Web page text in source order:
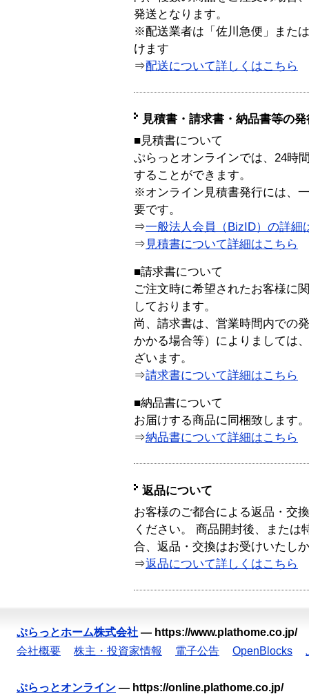
発送となります。
※配送業者は「佐川急便」また
けます
⇒配送について詳しくはこちら
見積書・請求書・納品書等の
■見積書について
ぷらっとオンラインでは、24時
することができます。
※オンライン見積書発行には、
要です。
⇒一般法人会員（BizID）の詳細
⇒ 見積書について詳細はこちら
■請求書について
ご注文時に希望されたお客様に
しております。
尚、請求書は、営業時間内での
かかる場合等）によりましては
ざいます。
⇒請求書について詳細はこちら
■納品書について
お届けする商品に同梱致します。
⇒納品書について詳細はこちら
返品について
お客様のご都合による返品・交
ください。 商品開封後、または
合、返品・交換はお受けいたし
⇒返品について詳しくはこちら
ぷらっとホーム株式会社 — https://www.plathome.co.jp/
会社概要
株主・投資家情報 電子公告 OpenBlocks
ぷらっとオンライン — https://online.plathome.co.jp/